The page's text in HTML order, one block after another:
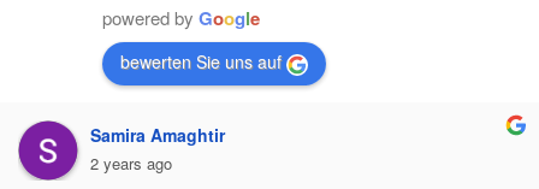
powered by Google
bewerten Sie uns auf
Samira Amaghtir
2 years ago